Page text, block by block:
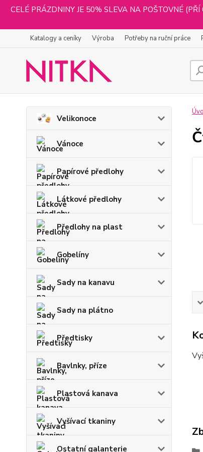
CELÉ PRÁZDNINY JE 50% SLEVA NA POŠTOVNÉ
Katalogy a ceníky Výroba Potřeby na ruční práce
Velikonoce
Vánoce
Papírové předlohy
Látkové předlohy
Předlohy na plast
Gobelíny
Sady na kanavu
Sady na plátno
Předtisky
Bavlnky, příze
Plastová kanava
Vyšívací tkaniny
Ostatní galanterie